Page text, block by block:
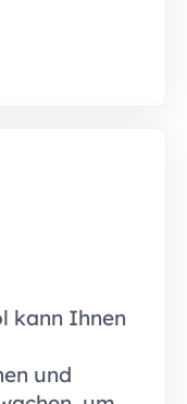
kann Ihnen
und